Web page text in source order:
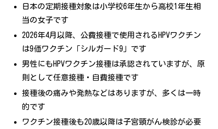
日本の定期接種対象は小学校6年生から高校1年生相
当の女子です
2026年4月以降、公費接種で使用されるHPVワクチン
は9価ワクチン「シルガード9」です
男性にもHPVワクチン接種は承認されていますが、原
則として任意接種・自費接種です
接種後の痛みや発熱などはありますが、多くは一時
的です
ワクチン接種後も20歳以降は子宮頸がん検診が必要